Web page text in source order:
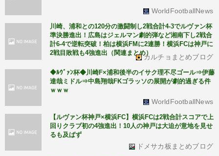
WorldFootballNews
川崎、浦和との120分の激闘制し2戦合計4-3でルヴァン杯
準決勝進出！広島はジェルマン劇的弾など湘南下し2戦合
計6-4で逆転突破！柏は横浜FMに2連勝！横浜FCは神戸に
2戦目敗戦も4強進出（関連まとめ）カルチョまとめブログ
◆ﾙｳﾞｧﾝ杯◆川崎F×浦和後半のイサク理不尽ゴール⇒伊藤
達哉ミドル⇒中島翔哉FKゴラッソの展開が劇的過ぎる件
ｗｗｗ
WorldFootballNews
【ルヴァン杯神戸×横浜FC】横浜FCは2戦合計スコアで上
回りクラブ初の4強進出！10人の神戸は大迫が意地を見せ
るも及ばず
ドメサカ板まとめブログ